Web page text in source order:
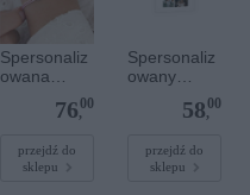
Spersonaliz
owana
bransoletka
sznurkowa -
Złote kółko
76,
00
przejdź do
sklepu
Spersonaliz
owany
plakat - 30 x
58,
00
przejdź do
sklepu